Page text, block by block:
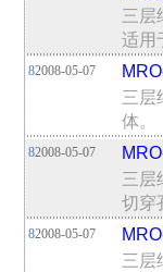
三层
适用
82008-05-07
三层
体。
82008-05-07
三层
切穿
82008-05-07
三层